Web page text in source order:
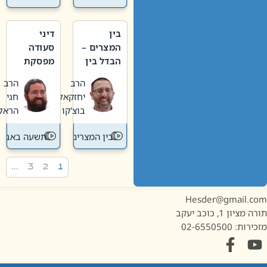
בין
המצרים –
הבדל בין
חדשה
לישנה
הרב
יחזקאל
בוצ'קו
בין המצרים
דיני
סעודה
מפסקת
תשעה
באב
הרב
חגי
הראל
תשעה באב
1, כוכב יעקב
02-6550500